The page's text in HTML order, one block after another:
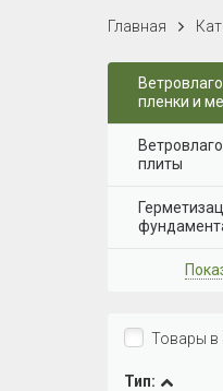
Главная
пленки и
плиты
Товары в
Тип: